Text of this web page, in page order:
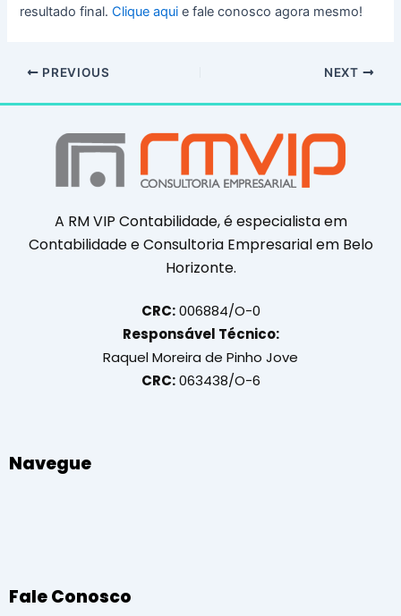
resultado final.Clique aqui e fale conosco agora mesmo!
PREVIOUS NEXT
A RM VIP Contabilidade, é especialista em
Contabilidade e Consultoria Empresarial em Belo
Horizonte.
CRC:006884/O-0
Responsável Técnico:
Raquel Moreira de Pinho Jove
CRC:063438/O-6
Navegue
Fale Conosco